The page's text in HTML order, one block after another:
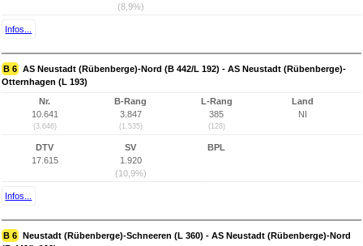
(8,9%)
Infos...
B 6 AS Neustadt (Rübenberge)-Nord (B 442/L 192) - AS Neustadt (Rübenberge)-
Otternhagen (L 193)
Nr.
10.641
(3.646)
B-Rang
3.847
(1.535)
L-Rang
385
(128)
Land
NI
DTV
17.615
SV
1.920
(10,9%)
BPL
Infos...
B 6 Neustadt (Rübenberge)-Schneeren (L 360) - AS Neustadt (Rübenberge)-Nord